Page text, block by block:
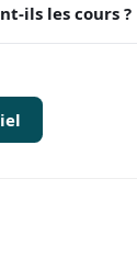
ils les cours ?